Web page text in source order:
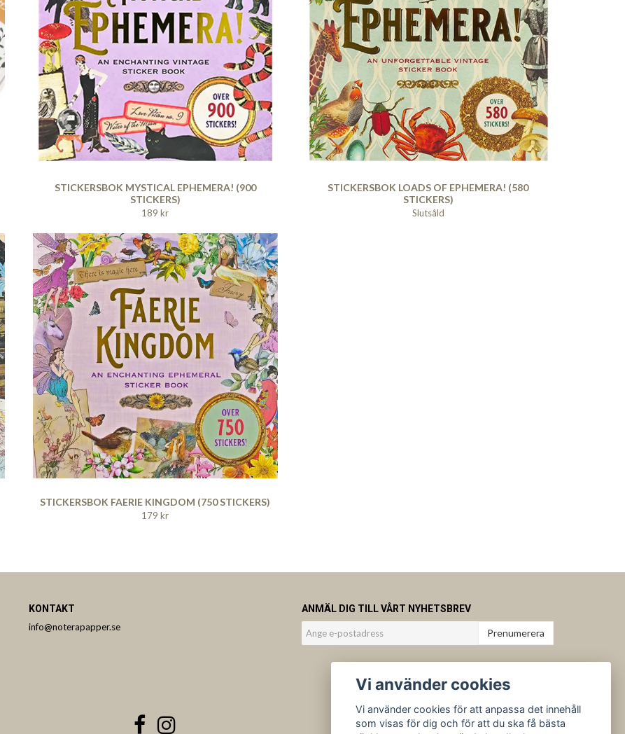
STICKERSBOK MYSTICAL EPHEMERA! (900
STICKERS)
189 kr
STICKERSBOK LOADS OF EPHEMERA! (580
STICKERS)
Slutsåld
STICKERSBOK FAERIE KINGDOM (750 STICKERS)
179 kr
KONTAKT
info@noterapapper.se
ANMÄL DIG TILL VÅRT NYHETSBREV
Prenumerera
Vi använder cookies
Vi använder cookies för att anpassa det innehåll
som visas för dig och för att du ska få bästa